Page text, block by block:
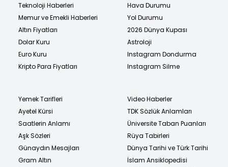
Teknoloji Haberleri
Memur ve Emekli Haberleri
Altın Fiyatları
Dolar Kuru
Euro Kuru
Kripto Para Fiyatları
Hava Durumu
Yol Durumu
2026 Dünya Kupası
Astroloji
Instagram Dondurma
Instagram Silme
Yemek Tarifleri
Ayetel Kürsi
Saatlerin Anlamı
Aşk Sözleri
Günaydın Mesajları
Gram Altın
Video Haberler
TDK Sözlük Anlamları
Üniversite Taban Puanları
Rüya Tabirleri
Dünya Tarihi ve Türk Tarihi
İslam Ansiklopedisi